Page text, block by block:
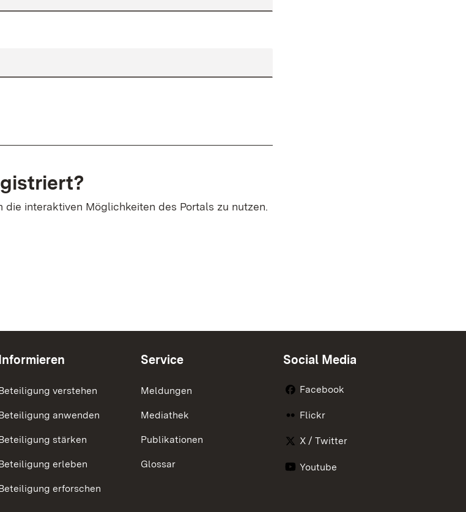
die interaktiven Möglichkeiten des Portals zu nutzen.
verstehen
anwenden
stärken
erleben
erforschen
Service
Meldungen
Mediathek
Publikationen
Glossar
Social Media
Facebook
Flickr
X / Twitter
Youtube